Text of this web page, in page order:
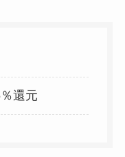
還元